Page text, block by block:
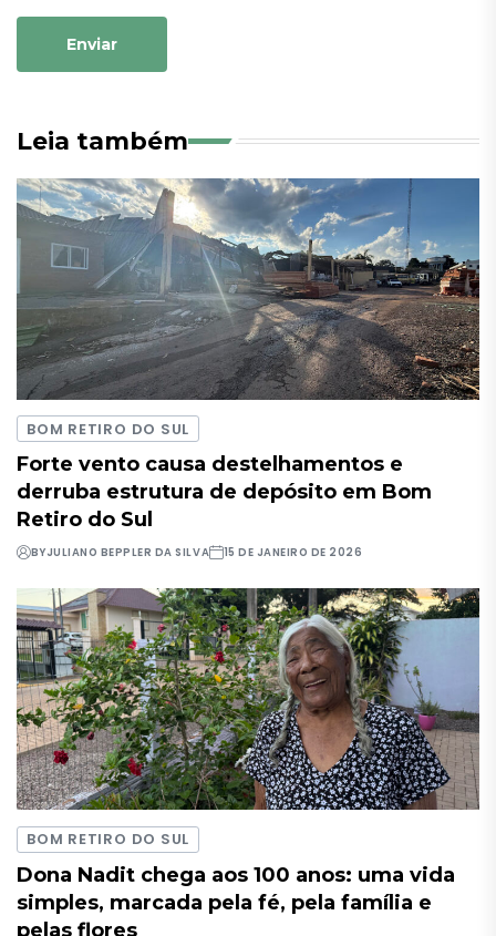
Enviar
Leia também
BOM RETIRO DO SUL
Forte vento causa destelhamentos e
derruba estrutura de depósito em Bom
Retiro do Sul
BYJULIANO BEPPLER DA SILVA 15 DE JANEIRO DE 2026
BOM RETIRO DO SUL
Dona Nadit chega aos 100 anos: uma vida
simples, marcada pela fé, pela família e
pelas flores